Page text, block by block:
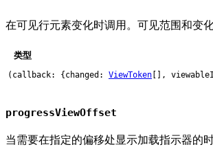
在可见行元素变化时调用。可见范围和变
类型
(callback: {changed: ViewToken [],
progressViewOffset
当需要在指定的偏移处显示加载指示器的